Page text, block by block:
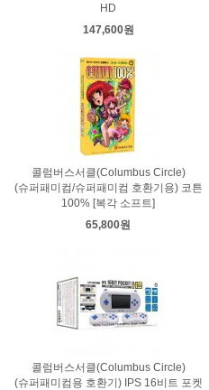
HD
147,600원
콜럼버스서클(Columbus Circle)
(슈퍼패미컴/슈퍼패미컴 호환기용) 코튼
100% [복각 소프트]
65,800원
콜럼버스서클(Columbus Circle)
(슈퍼패미컴용 호환기) IPS 16비트 포켓